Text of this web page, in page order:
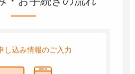
し込み情報のご入力